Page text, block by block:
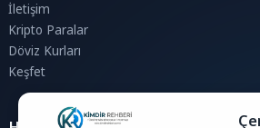
İletişim
Kripto Paralar
Döviz Kurları
Keşfet